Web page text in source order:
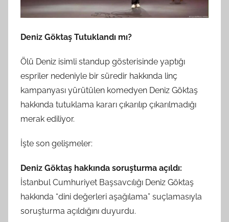
Deniz Göktaş Tutuklandı mı?
Ölü Deniz isimli standup gösterisinde yaptığı
espriler nedeniyle bir süredir hakkında linç
kampanyası yürütülen komedyen Deniz Göktaş
hakkında tutuklama kararı çıkarılıp çıkarılmadığı
merak ediliyor.
İşte son gelişmeler:
Deniz Göktaş hakkında soruşturma açıldı:
İstanbul Cumhuriyet Başsavcılığı Deniz Göktaş
hakkında “dini değerleri aşağılama” suçlamasıyla
soruşturma açıldığını duyurdu.